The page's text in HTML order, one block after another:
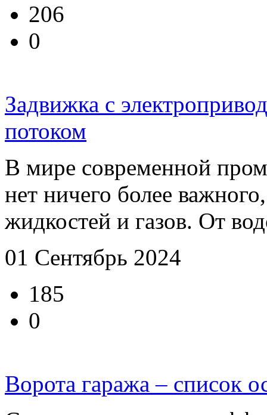
206
0
Задвижка с
потоком
В мире современной
нет ничего более
жидкостей и газов. От
01 Сентябрь 2024
185
0
Ворота гаража – список